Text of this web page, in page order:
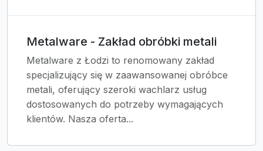
Metalware - Zakład obróbki metali
Metalware z Łodzi to renomowany zakład
specjalizujący się w zaawansowanej obróbce
metali, oferujący szeroki wachlarz usług
dostosowanych do potrzeby wymagających
klientów. Nasza oferta...